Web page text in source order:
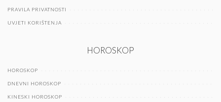
PRAVILA PRIVATNOSTI
UVJETI KORIŠTENJA
HOROSKOP
HOROSKOP
DNEVNI HOROSKOP
KINESKI HOROSKOP